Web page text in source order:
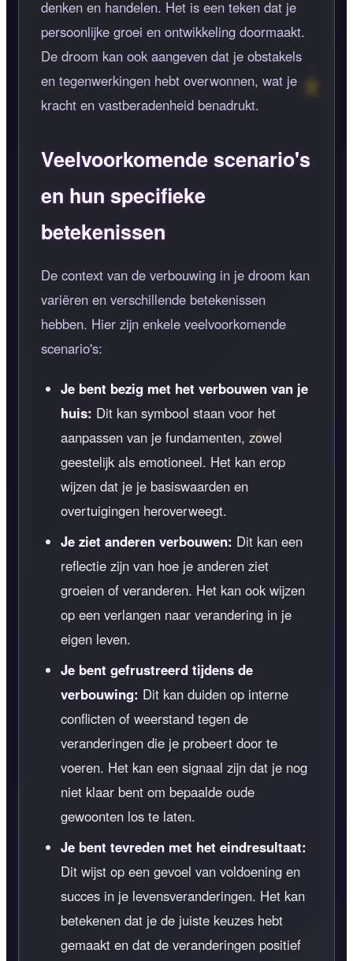
denken en handelen. Het is een teken dat je
persoonlijke groei en ontwikkeling doormaakt.
De droom kan ook aangeven dat je obstakels
en tegenwerkingen hebt overwonnen, wat je
kracht en vastberadenheid benadrukt.
Veelvoorkomende scenario's
en hun specifieke
betekenissen
De context van de verbouwing in je droom kan
variëren en verschillende betekenissen
hebben. Hier zijn enkele veelvoorkomende
scenario's:
Je bent bezig met het verbouwen van je
huis: Dit kan symbool staan voor het
aanpassen van je fundamenten, zowel
geestelijk als emotioneel. Het kan erop
wijzen dat je je basiswaarden en
overtuigingen heroverweegt.
Je ziet anderen verbouwen: Dit kan een
reflectie zijn van hoe je anderen ziet
groeien of veranderen. Het kan ook wijzen
op een verlangen naar verandering in je
eigen leven.
Je bent gefrustreerd tijdens de
verbouwing: Dit kan duiden op interne
conflicten of weerstand tegen de
veranderingen die je probeert door te
voeren. Het kan een signaal zijn dat je nog
niet klaar bent om bepaalde oude
gewoonten los te laten.
Je bent tevreden met het eindresultaat:
Dit wijst op een gevoel van voldoening en
succes in je levensveranderingen. Het kan
betekenen dat je de juiste keuzes hebt
gemaakt en dat de veranderingen positief